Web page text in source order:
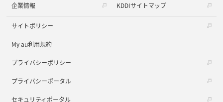
企業情報 KDDIサイトマップ
サイトポリシー
My au利用規約
プライバシーポリシー
プライバシーポータル
セキュリティポータル